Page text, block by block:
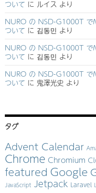
ついて に ルイス より
NURO の NSD-G1000T で
ついて に 김동민 より
NURO の NSD-G1000T で
ついて に 김동민 より
NURO の NSD-G1000T で
ついて に 鬼澤光史 より
タグ
Advent Calendar
Chrome Chromium
featured Google
JavaScript Jetpack Laravel